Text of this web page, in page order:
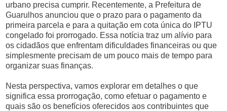
urbano precisa cumprir. Recentemente, a Prefeitura de
Guarulhos anunciou que o prazo para o pagamento da
primeira parcela e para a quitação em cota única do IPTU
congelado foi prorrogado. Essa notícia traz um alívio para
os cidadãos que enfrentam dificuldades financeiras ou que
simplesmente precisam de um pouco mais de tempo para
organizar suas finanças.
Nesta perspectiva, vamos explorar em detalhes o que
significa essa prorrogação, como efetuar o pagamento e
quais são os benefícios oferecidos aos contribuintes que